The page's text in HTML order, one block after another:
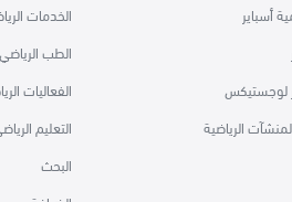
أسباير
لوجستيكس
الرياضية
الخدمات
الطب الرياضي
الفعاليات
التعليم
البحث